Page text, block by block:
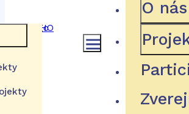
O nás
Hľadaná stránka